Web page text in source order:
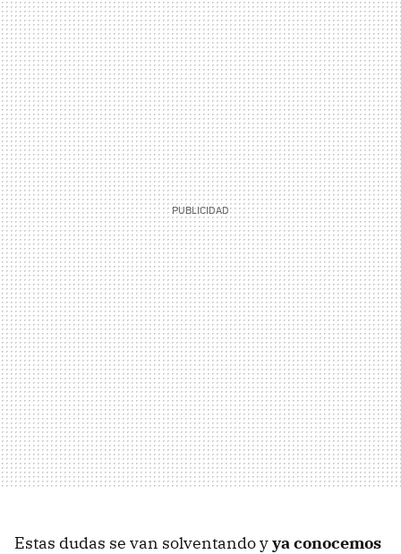
Estas dudas se van solventando yya conocemos